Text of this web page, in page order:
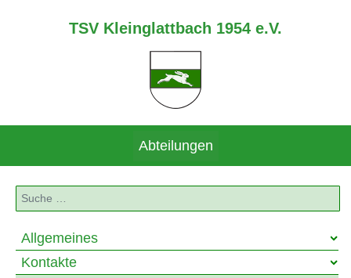
TSV Kleinglattbach 1954 e.V.
Abteilungen
Suchen
Allgemeines
Kontakte